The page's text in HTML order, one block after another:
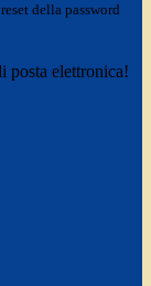
della password
posta elettronica!